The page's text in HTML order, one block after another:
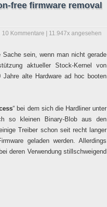
free firmware removal
10 Kommentare | 11.947x angesehen
Sache sein, wenn man nicht gerade
aktueller Stock-Kernel von
alte Hardware ad hoc booten
“ bei dem sich die Hardliner unter
so kleinen Binary-Blob aus den
Treiber schon seit recht langer
geladen werden. Allerdings
deren Verwendung stillschweigend